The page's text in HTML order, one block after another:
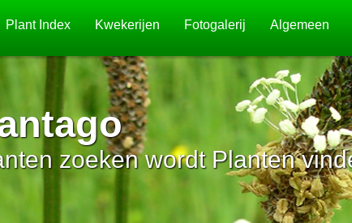
Plant Index Kwekerijen Fotogalerij Algemeen
zoeken wordt Planten